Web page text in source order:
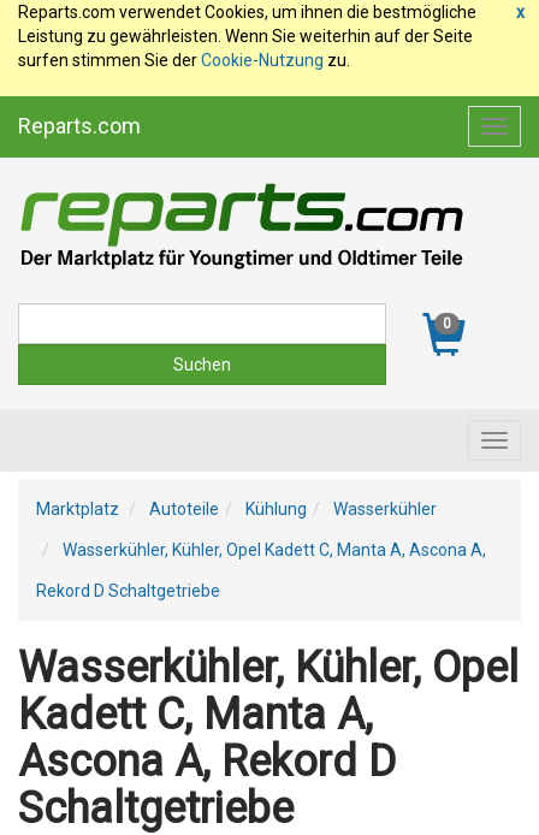
x
Reparts.com verwendet Cookies, um ihnen die bestmögliche
Leistung zu gewährleisten. Wenn Sie weiterhin auf der Seite
surfen stimmen Sie derCookie-Nutzung zu.
Reparts.com
0
Marktplatz Autoteile Kühlung Wasserkühler
Wasserkühler, Kühler, Opel Kadett C, Manta A, Ascona A,
Rekord D Schaltgetriebe
Wasserkühler, Kühler, Opel
Kadett C, Manta A,
Ascona A, Rekord D
Schaltgetriebe